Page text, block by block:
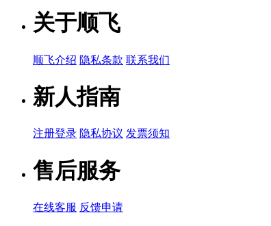
关于顺飞
顺飞介绍 隐私条款 联系我们
新人指南
注册登录 隐私协议 发票须知
售后服务
在线客服 反馈申请